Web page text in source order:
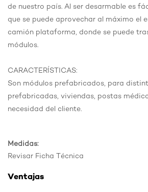
de nuestro país. Al ser desarmable es
que se puede aprovechar al máximo el
camión plataforma, donde se puede
módulos.
CARACTERÍSTICAS:
Son módulos prefabricados, para
prefabricadas, viviendas, postas
necesidad del cliente.
Medidas:
Revisar Ficha Técnica
Ventajas